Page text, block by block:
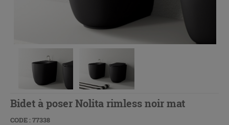
Bidet à poser Nolita rimless noir mat
CODE : 77338